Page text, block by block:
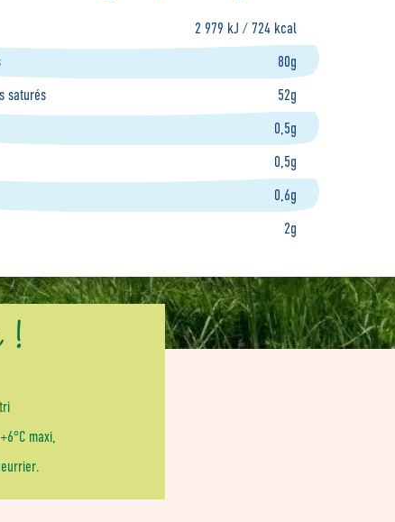
2 979 kJ / 724 kcal
80g
saturés
52g
0,5g
0,5g
0,6g
2g
!
maxi,